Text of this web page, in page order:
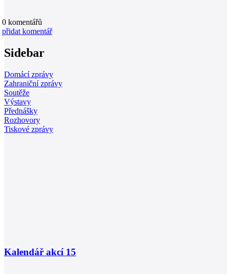
0 komentářů
přidat komentář
Sidebar
Domácí zprávy
Zahraniční zprávy
Soutěže
Výstavy
Přednášky
Rozhovory
Tiskové zprávy
Kalendář akcí 15